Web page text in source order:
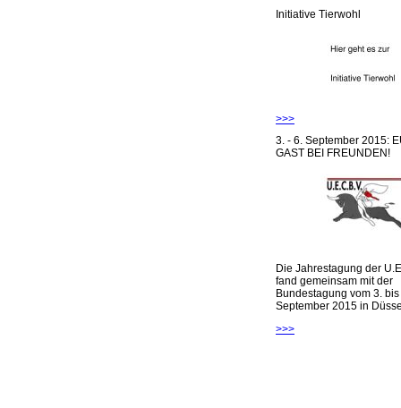
Initiative Tierwohl
>>>
3. - 6. September 2015:
GAST BEI FREUNDEN!
Die Jahrestagung der
fand gemeinsam mit der
Bundestagung vom 3. bis
September 2015 in
>>>